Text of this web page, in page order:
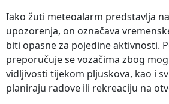
Iako žuti meteoalarm predstavlja
upozorenja, on označava
biti opasne za pojedine aktivnosti.
preporučuje se vozačima zbog
vidljivosti tijekom pljuskova, kao i
planiraju radove ili rekreaciju na